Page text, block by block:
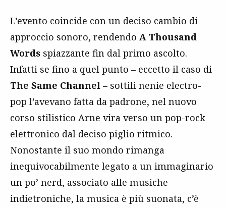
L’evento coincide con un deciso cambio di
approccio sonoro, rendendo A Thousand
Words spiazzante fin dal primo ascolto.
Infatti se fino a quel punto – eccetto il caso di
The Same Channel – sottili nenie electro-
pop l’avevano fatta da padrone, nel nuovo
corso stilistico Arne vira verso un pop-rock
elettronico dal deciso piglio ritmico.
Nonostante il suo mondo rimanga
inequivocabilmente legato a un immaginario
un po’ nerd, associato alle musiche
indietroniche, la musica è più suonata, c’è